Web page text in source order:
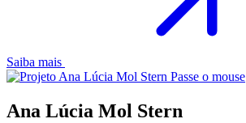
Saiba mais
Passe o mouse
Ana Lúcia Mol Stern